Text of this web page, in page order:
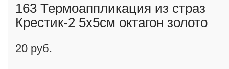
163 Термоаппликация из страз
Крестик-2 5х5см октагон золото
20 руб.